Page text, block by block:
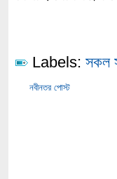
Labels: সকল
নবীনতর পোস্ট